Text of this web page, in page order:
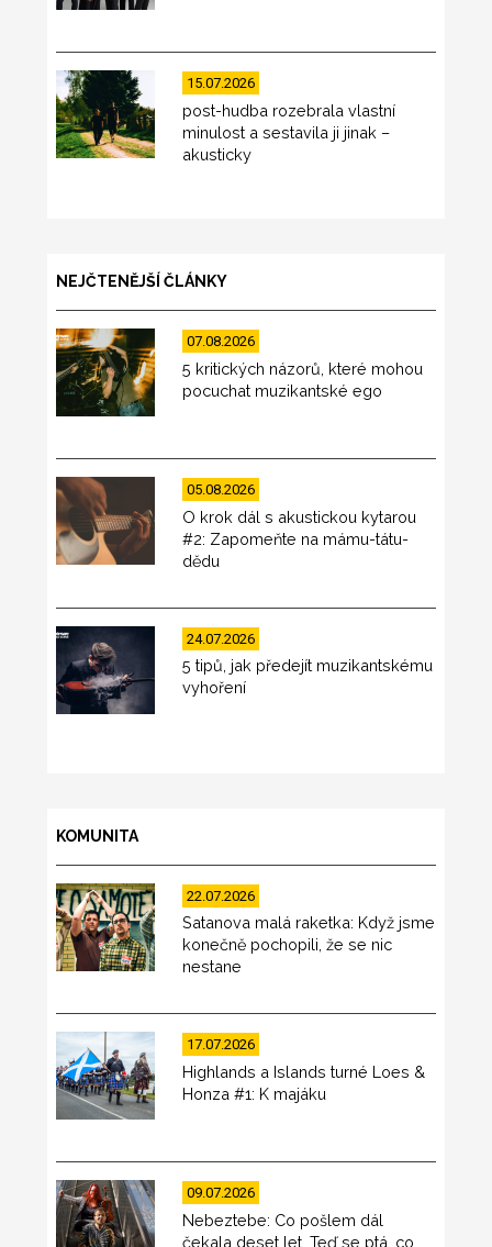
15.07.2026
post-hudba rozebrala vlastní
minulost a sestavila ji jinak –
akusticky
NEJČTENĚJŠÍ ČLÁNKY
07.08.2026
5 kritických názorů, které mohou
pocuchat muzikantské ego
05.08.2026
O krok dál s akustickou kytarou
#2: Zapomeňte na mámu-tátu-
dědu
24.07.2026
5 tipů, jak předejít muzikantskému
vyhoření
KOMUNITA
22.07.2026
Satanova malá raketka: Když jsme
konečně pochopili, že se nic
nestane
17.07.2026
Highlands a Islands turné Loes &
Honza #1: K majáku
09.07.2026
Nebeztebe: Co pošlem dál
čekala deset let. Teď se ptá, co